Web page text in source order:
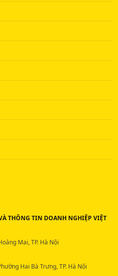
THÔNG TIN DOANH NGHIỆP VIỆT
Mai, TP. Hà Nội
Hai Bà Trưng, TP. Hà Nội